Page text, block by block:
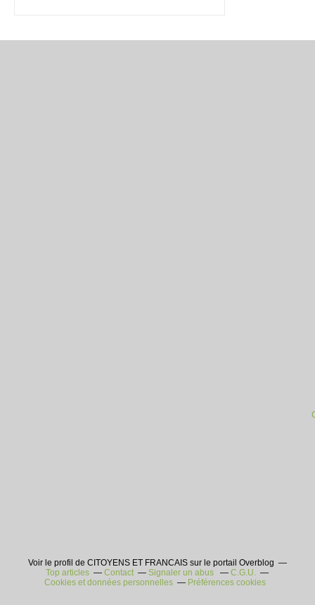
Voir le profil de CITOYENS ET FRANCAIS sur le portail Overblog
Top articles
Contact Signaler un abus
C.G.U.
Cookies et données personnelles
Préférences cookies